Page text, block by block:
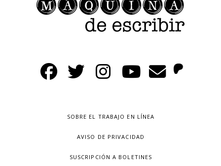
SOBRE EL TRABAJO EN LÍNEA
AVISO DE PRIVACIDAD
SUSCRIPCIÓN A BOLETINES